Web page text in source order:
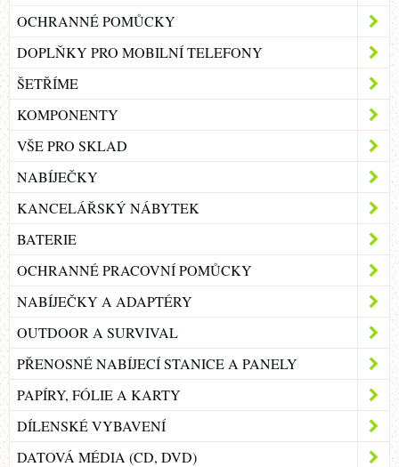
OCHRANNÉ POMŮCKY
DOPLŇKY PRO MOBILNÍ TELEFONY
ŠETŘÍME
KOMPONENTY
VŠE PRO SKLAD
NABÍJEČKY
KANCELÁŘSKÝ NÁBYTEK
BATERIE
OCHRANNÉ PRACOVNÍ POMŮCKY
NABÍJEČKY A ADAPTÉRY
OUTDOOR A SURVIVAL
PŘENOSNÉ NABÍJECÍ STANICE A PANELY
PAPÍRY, FÓLIE A KARTY
DÍLENSKÉ VYBAVENÍ
DATOVÁ MÉDIA (CD, DVD)